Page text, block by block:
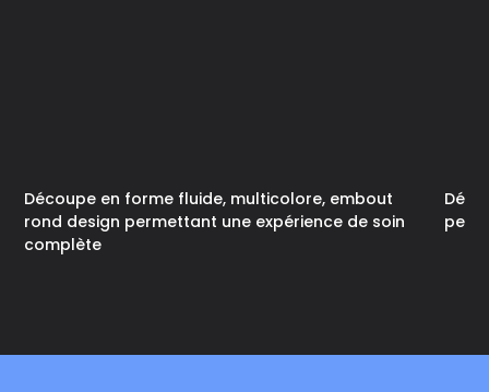
Découpe en forme fluide, multicolore, embout
rond design permettant une expérience de soin
complète